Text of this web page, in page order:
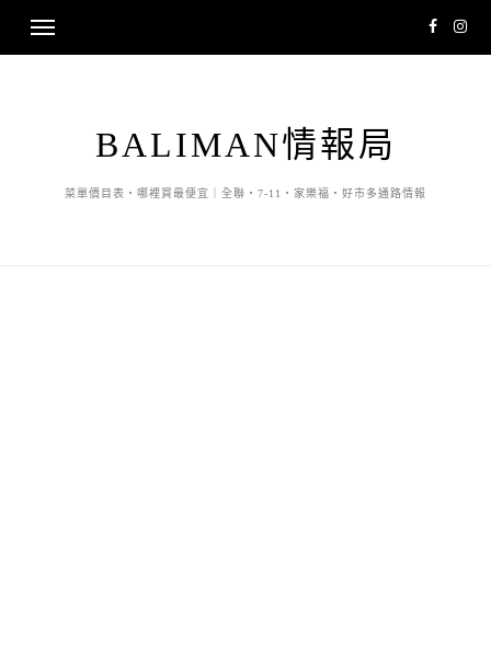
BALIMAN情報局
菜單價目表・哪裡買最便宜｜全聯・7-11・家樂福・好市多通路情報